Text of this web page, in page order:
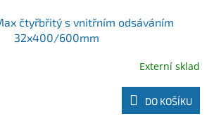
čtyřbřitý s vnitřním odsáváním
32x400/600mm
Externí sklad
DO KOŠÍKU